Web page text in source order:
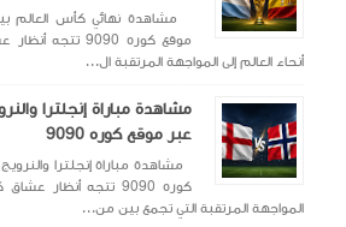
مشاهدة نهائي كأس العالم
موقع كوره 9090
أنحاء العالم إلى المواجهة المرتقبة ال...
مشاهدة مباراة إنجلترا
عبر موقع كوره 9090
مشاهدة مباراة إنجلترا
كوره 9090 تتجه أنظار
المواجهة المرتقبة التي تجمع بين من...